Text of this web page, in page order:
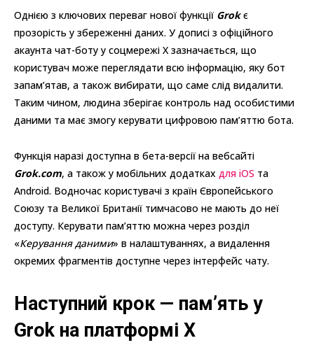
Однією з ключових переваг нової функції Grokє
прозорість у збереженні даних. У дописі з офіційного
акаунта чат-боту у соцмережі X зазначається, що
користувач може переглядати всю інформацію, яку бот
запам’ятав, а також вибирати, що саме слід видалити.
Таким чином, людина зберігає контроль над особистими
даними та має змогу керувати цифровою пам’яттю бота.
Функція наразі доступна в бета-версії на вебсайті
Grok.com, а також у мобільних додатках для iOS та
Android. Водночас користувачі з країн Європейського
Союзу та Великої Британії тимчасово не мають до неї
доступу. Керувати пам’яттю можна через розділ
«Керування даними» в налаштуваннях, а видалення
окремих фрагментів доступне через інтерфейс чату.
Наступний крок — пам’ять у
Grok на платформі X